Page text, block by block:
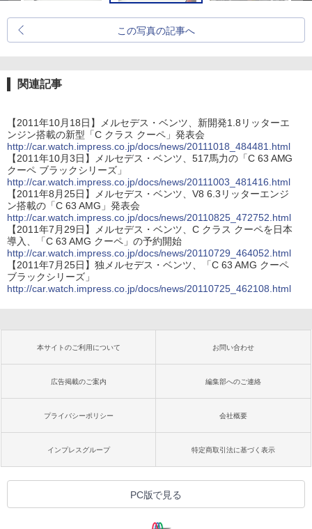
この写真の記事へ
関連記事
【2011年10月18日】メルセデス・ベンツ、新開発1.8リッターエ
ンジン搭載の新型「C クラス クーペ」発表会
http://car.watch.impress.co.jp/docs/news/20111018_484481.html
【2011年10月3日】メルセデス・ベンツ、517馬力の「C 63 AMG
クーペ ブラックシリーズ」
http://car.watch.impress.co.jp/docs/news/20111003_481416.html
【2011年8月25日】メルセデス・ベンツ、V8 6.3リッターエンジ
ン搭載の「C 63 AMG」発表会
http://car.watch.impress.co.jp/docs/news/20110825_472752.html
【2011年7月29日】メルセデス・ベンツ、C クラス クーペを日本
導入、「C 63 AMG クーペ」の予約開始
http://car.watch.impress.co.jp/docs/news/20110729_464052.html
【2011年7月25日】独メルセデス・ベンツ、「C 63 AMG クーペ
ブラックシリーズ」
http://car.watch.impress.co.jp/docs/news/20110725_462108.html
本サイトのご利用について お問い合わせ
広告掲載のご案内 編集部へのご連絡
プライバシーポリシー 会社概要
インプレスグループ 特定商取引法に基づく表示
PC版で見る